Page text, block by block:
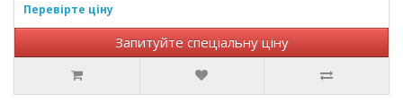
Перевірте ціну
Запитуйте спеціальну ціну